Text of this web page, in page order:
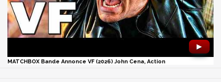
►
MATCHBOX Bande Annonce VF (2026) John Cena, Action